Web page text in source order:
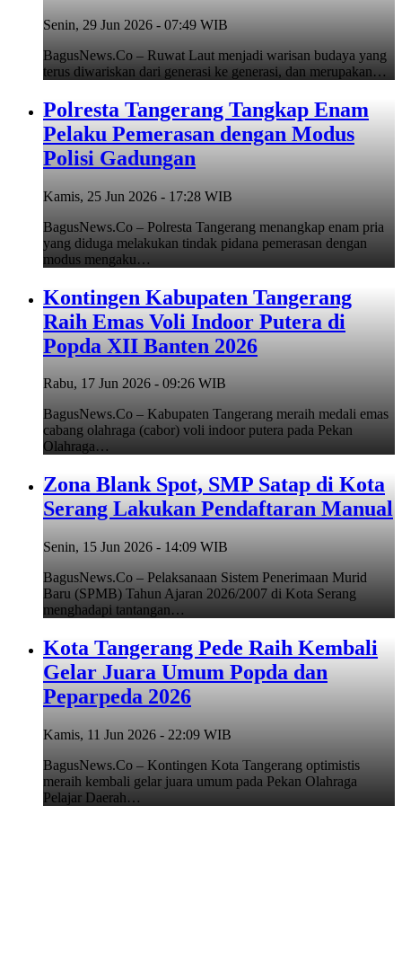
Senin, 29 Jun 2026 - 07:49 WIB
BagusNews.Co – Ruwat Laut menjadi warisan budaya yang
terus diwariskan dari generasi ke generasi, dan merupakan…
Polresta Tangerang Tangkap Enam
Pelaku Pemerasan dengan Modus
Polisi Gadungan
Kamis, 25 Jun 2026 - 17:28 WIB
BagusNews.Co – Polresta Tangerang menangkap enam pria
yang diduga melakukan tindak pidana pemerasan dengan
modus mengaku…
Kontingen Kabupaten Tangerang
Raih Emas Voli Indoor Putera di
Popda XII Banten 2026
Rabu, 17 Jun 2026 - 09:26 WIB
BagusNews.Co – Kabupaten Tangerang meraih medali emas
cabang olahraga (cabor) voli indoor putera pada Pekan
Olahraga…
Zona Blank Spot, SMP Satap di Kota
Serang Lakukan Pendaftaran Manual
Senin, 15 Jun 2026 - 14:09 WIB
BagusNews.Co – Pelaksanaan Sistem Penerimaan Murid
Baru (SPMB) Tahun Ajaran 2026/2007 di Kota Serang
menghadapi tantangan…
Kota Tangerang Pede Raih Kembali
Gelar Juara Umum Popda dan
Peparpeda 2026
Kamis, 11 Jun 2026 - 22:09 WIB
BagusNews.Co – Kontingen Kota Tangerang optimistis
meraih kembali gelar juara umum pada Pekan Olahraga
Pelajar Daerah…